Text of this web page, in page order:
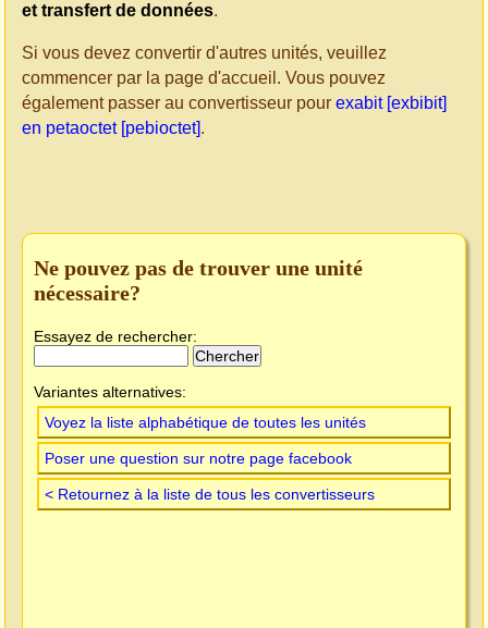
et transfert de données.
Si vous devez convertir d'autres unités, veuillez
commencer par la page d'accueil. Vous pouvez
également passer au convertisseur pour exabit [exbibit]
en petaoctet [pebioctet].
Ne pouvez pas de trouver une unité
nécessaire?
Essayez de rechercher:
Variantes alternatives:
Voyez la liste alphabétique de toutes les unités
Poser une question sur notre page facebook
< Retournez à la liste de tous les convertisseurs